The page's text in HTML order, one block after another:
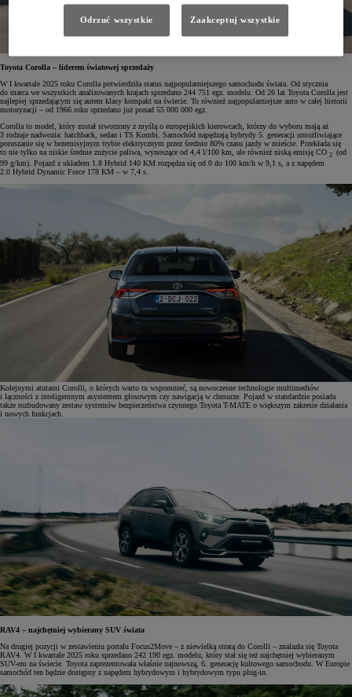
Toyota Corolla – liderem światowej sprzedaży
W I kwartale 2025 roku Corolla potwierdziła status najpopularniejszego samochodu świata. Od stycznia
do marca we wszystkich analizowanych krajach sprzedano 244 751 egz. modelu. Od 26 lat Toyota Corolla jest
najlepiej sprzedającym się autem klasy kompakt na świecie. To również najpopularniejsze auto w całej historii
motoryzacji – od 1966 roku sprzedano już ponad 55 000 000 egz.
Corolla to model, który został stworzony z myślą o europejskich kierowcach, którzy do wyboru mają aż
3 rodzaje nadwozia: hatchback, sedan i TS Kombi. Samochód napędzają hybrydy 5. generacji umożliwiające
poruszanie się w bezemisyjnym trybie elektrycznym przez średnio 80% czasu jazdy w mieście. Przekłada się
to nie tylko na niskie średnie zużycie paliwa, wynoszące od 4,4 l/100 km, ale również niską emisję CO 2 (od
99 g/km). Pojazd z układem 1.8 Hybrid 140 KM rozpędza się od 0 do 100 km/h w 9,1 s, a z napędem
2.0 Hybrid Dynamic Force 178 KM – w 7,4 s.
Kolejnymi atutami Corolli, o których warto tu wspomnieć, są nowoczesne technologie multimediów
i łączności z inteligentnym asystentem głosowym czy nawigacją w chmurze. Pojazd w standardzie posiada
także rozbudowany zestaw systemów bezpieczeństwa czynnego Toyota T-MATE o większym zakresie działania
i nowych funkcjach.
RAV4 – najchętniej wybierany SUV świata
Na drugiej pozycji w zestawieniu portalu Focus2Move – z niewielką stratą do Corolli – znalazła się Toyota
RAV4. W I kwartale 2025 roku sprzedano 242 190 egz. modelu, który stał się też najchętniej wybieranym
SUV-em na świecie. Toyota zaprezentowała właśnie najnowszą, 6. generację kultowego samochodu. W Europie
samochód ten będzie dostępny z napędem hybrydowym i hybrydowym typu plug-in.
Odrzuć wszystkie Zaakceptuj wszystkie